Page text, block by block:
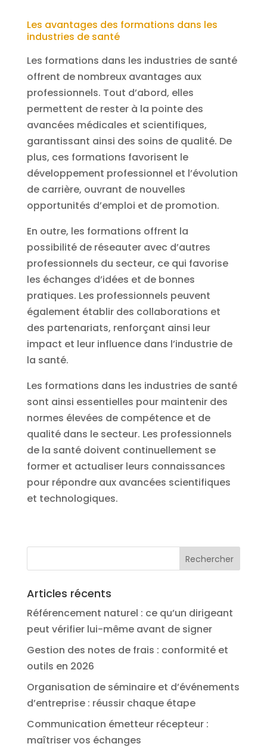
Les avantages des formations dans les
industries de santé
Les formations dans les industries de santé
offrent de nombreux avantages aux
professionnels. Tout d’abord, elles
permettent de rester à la pointe des
avancées médicales et scientifiques,
garantissant ainsi des soins de qualité. De
plus, ces formations favorisent le
développement professionnel et l’évolution
de carrière, ouvrant de nouvelles
opportunités d’emploi et de promotion.
En outre, les formations offrent la
possibilité de réseauter avec d’autres
professionnels du secteur, ce qui favorise
les échanges d’idées et de bonnes
pratiques. Les professionnels peuvent
également établir des collaborations et
des partenariats, renforçant ainsi leur
impact et leur influence dans l’industrie de
la santé.
Les formations dans les industries de santé
sont ainsi essentielles pour maintenir des
normes élevées de compétence et de
qualité dans le secteur. Les professionnels
de la santé doivent continuellement se
former et actualiser leurs connaissances
pour répondre aux avancées scientifiques
et technologiques.
Articles récents
Référencement naturel : ce qu’un dirigeant
peut vérifier lui-même avant de signer
Gestion des notes de frais : conformité et
outils en 2026
Organisation de séminaire et d’événements
d’entreprise : réussir chaque étape
Communication émetteur récepteur :
maîtriser vos échanges